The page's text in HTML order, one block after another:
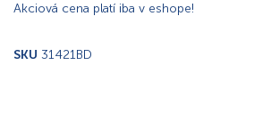
Akciová cena platí iba v eshope!
SKU 31421BD